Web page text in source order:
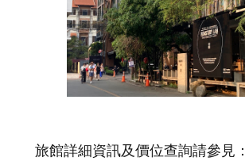
旅館詳細資訊及價位查詢請參見：